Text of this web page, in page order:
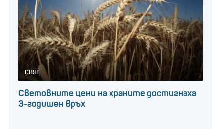
СВЯТ
Световните цени на храните достигнаха
3-годишен връх